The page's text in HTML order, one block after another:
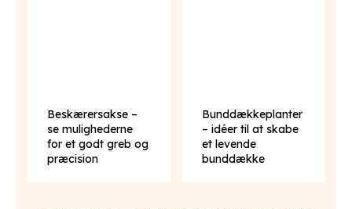
Beskærersakse –
se mulighederne
for et godt greb og
præcision
Bunddækkeplanter
– idéer til at skabe
et levende
bunddække